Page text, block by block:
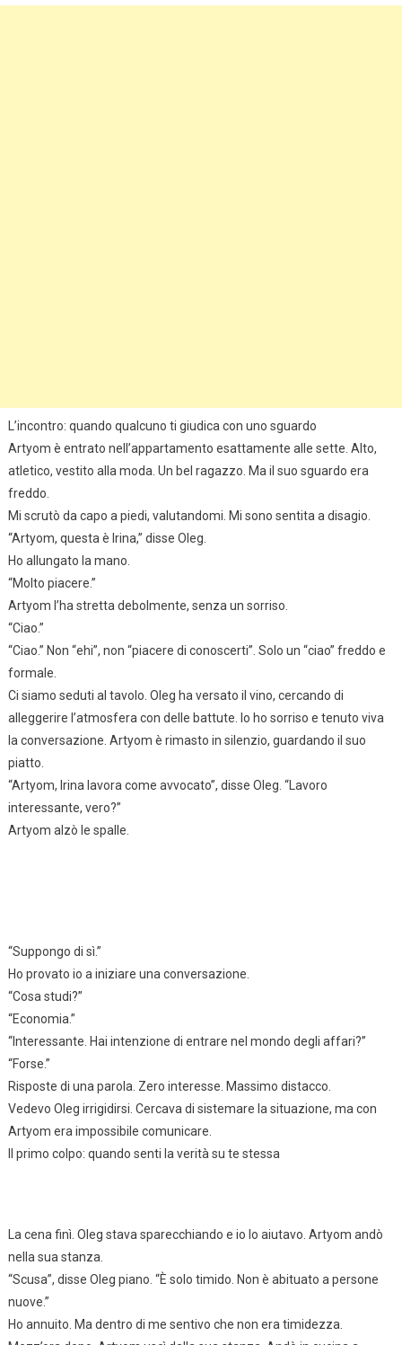
L’incontro: quando qualcuno ti giudica con uno sguardo
Artyom è entrato nell’appartamento esattamente alle sette. Alto,
atletico, vestito alla moda. Un bel ragazzo. Ma il suo sguardo era
freddo.
Mi scrutò da capo a piedi, valutandomi. Mi sono sentita a disagio.
“Artyom, questa è Irina,” disse Oleg.
Ho allungato la mano.
“Molto piacere.”
Artyom l’ha stretta debolmente, senza un sorriso.
“Ciao.”
“Ciao.” Non “ehi”, non “piacere di conoscerti”. Solo un “ciao” freddo e
formale.
Ci siamo seduti al tavolo. Oleg ha versato il vino, cercando di
alleggerire l’atmosfera con delle battute. Io ho sorriso e tenuto viva
la conversazione. Artyom è rimasto in silenzio, guardando il suo
piatto.
“Artyom, Irina lavora come avvocato”, disse Oleg. “Lavoro
interessante, vero?”
Artyom alzò le spalle.
“Suppongo di sì.”
Ho provato io a iniziare una conversazione.
“Cosa studi?”
“Economia.”
“Interessante. Hai intenzione di entrare nel mondo degli affari?”
“Forse.”
Risposte di una parola. Zero interesse. Massimo distacco.
Vedevo Oleg irrigidirsi. Cercava di sistemare la situazione, ma con
Artyom era impossibile comunicare.
Il primo colpo: quando senti la verità su te stessa
La cena finì. Oleg stava sparecchiando e io lo aiutavo. Artyom andò
nella sua stanza.
“Scusa”, disse Oleg piano. “È solo timido. Non è abituato a persone
nuove.”
Ho annuito. Ma dentro di me sentivo che non era timidezza.